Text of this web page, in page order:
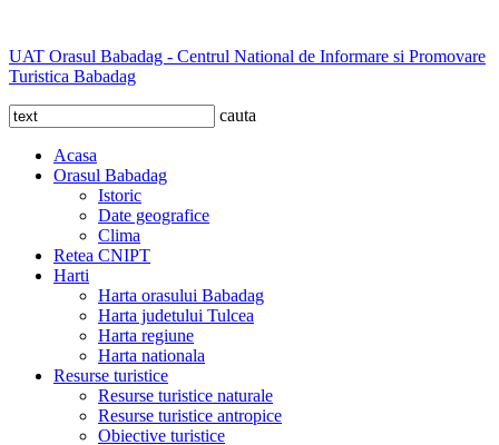
UAT Orasul Babadag - Centrul National de Informare si Promovare
Turistica Babadag
cauta
Acasa
Orasul Babadag
Istoric
Date geografice
Clima
Retea CNIPT
Harti
Harta orasului Babadag
Harta judetului Tulcea
Harta regiune
Harta nationala
Resurse turistice
Resurse turistice naturale
Resurse turistice antropice
Obiective turistice